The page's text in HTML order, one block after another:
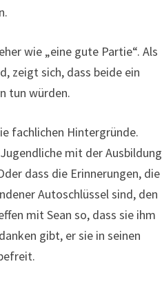
wie „eine gute Partie“. Als
zeigt sich, dass beide ein
tun würden.
fachlichen Hintergründe.
mit der Ausbildung
dass die Erinnerungen, die
Autoschlüssel sind, den
mit Sean so, dass sie ihm
gibt, er sie in seinen